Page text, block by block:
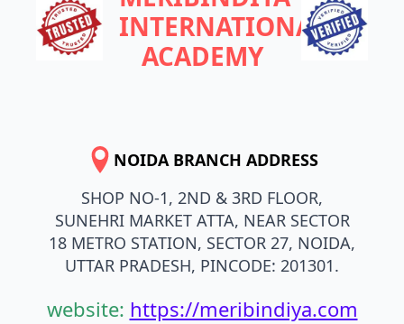
INTERNATIONAL
ACADEMY
NOIDA BRANCH ADDRESS
SHOP NO-1, 2ND & 3RD FLOOR,
SUNEHRI MARKET ATTA, NEAR SECTOR
18 METRO STATION, SECTOR 27, NOIDA,
UTTAR PRADESH, PINCODE: 201301.
website: https://meribindiya.com